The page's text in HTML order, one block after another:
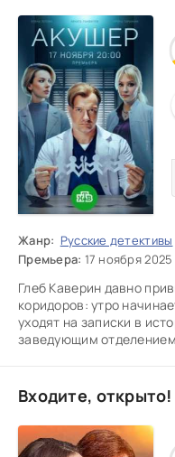
Жанр: Русские детективы
Премьера: 17 ноября
Глеб Каверин давно
коридоров: утро
уходят на записки в
заведующим
Входите, открыто!